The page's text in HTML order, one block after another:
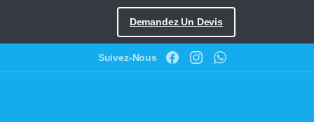
Demandez Un Devis
Suivez-Nous